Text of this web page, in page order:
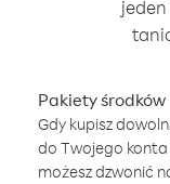
Pakiety środków
Gdy kupisz
do Twojego
możesz dzwonić